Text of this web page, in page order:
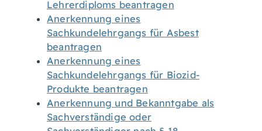
Lehrerdiploms beantragen
Anerkennung eines
Sachkundelehrgangs für Asbest
beantragen
Anerkennung eines
Sachkundelehrgangs für Biozid-
Produkte beantragen
Anerkennung und Bekanntgabe als
Sachverständige oder